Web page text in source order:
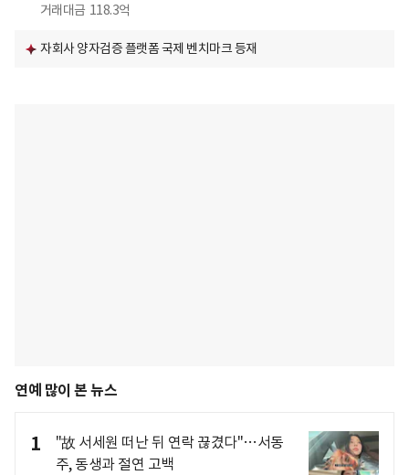
거래대금 118.3억
자회사 양자검증 플랫폼 국제 벤치마크 등재
연예 많이 본 뉴스
1
"故 서세원 떠난 뒤 연락 끊겼다"…서동
주, 동생과 절연 고백